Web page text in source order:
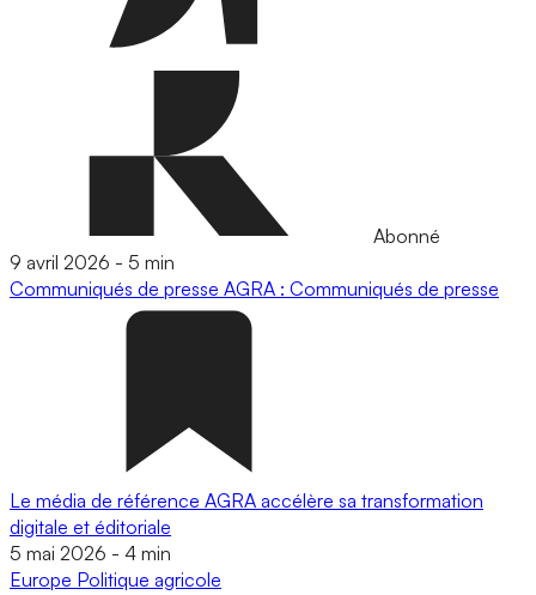
Abonné
9 avril 2026 - 5 min
Communiqués de presse AGRA : Communiqués de presse
Le média de référence AGRA accélère sa transformation
digitale et éditoriale
5 mai 2026 - 4 min
Europe Politique agricole